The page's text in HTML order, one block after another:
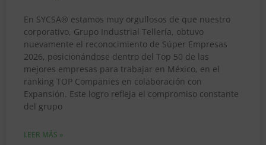
En SYCSA® estamos muy orgullosos de que nuestro
corporativo, Grupo Industrial Tellería, obtuvo
nuevamente el reconocimiento de Súper Empresas
2026, posicionándose dentro del Top 50 de las
mejores empresas para trabajar en México, en el
ranking TOP Companies en colaboración con
Expansión. Este logro refleja el compromiso constante
del grupo
LEER MÁS »